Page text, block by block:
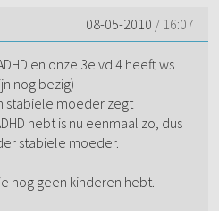
08-05-2010 / 16:07
en onze 3e vd 4 heeft ws
nog bezig)
stabiele moeder zegt
hebt is nu eenmaal zo, dus
stabiele moeder.
nog geen kinderen hebt.